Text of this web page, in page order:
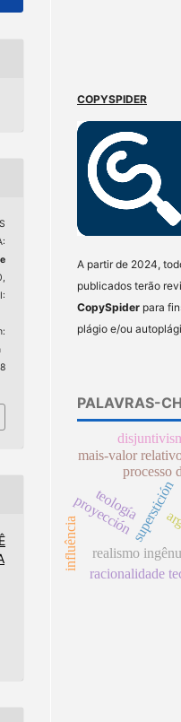
COPYSPIDER
A partir de 2024,
publicados terão
CopySpider para
plágio e/ou
PALAVRAS-
superstición
proyección
processo
mais-valor
realismo
racionalidade
teología
influência